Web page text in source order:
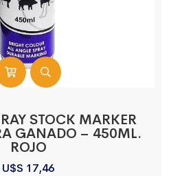
STOCK MARKER
GANADO – 450ML.
ROJO
U$S 17,46